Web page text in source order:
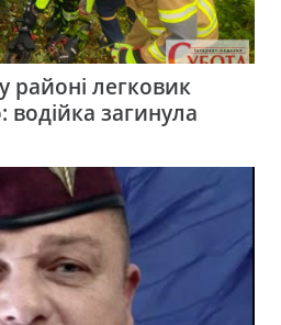
легковик
водійка загинула